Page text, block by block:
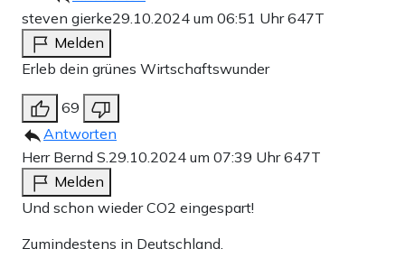
steven gierke29.10.2024 um 06:51 Uhr647T
Melden
Erleb dein grünes Wirtschaftswunder
69
Antworten
Herr Bernd S. 29.10.2024 um 07:39 Uhr647T
Melden
Und schon wieder CO2 eingespart!
Zumindestens in Deutschland.